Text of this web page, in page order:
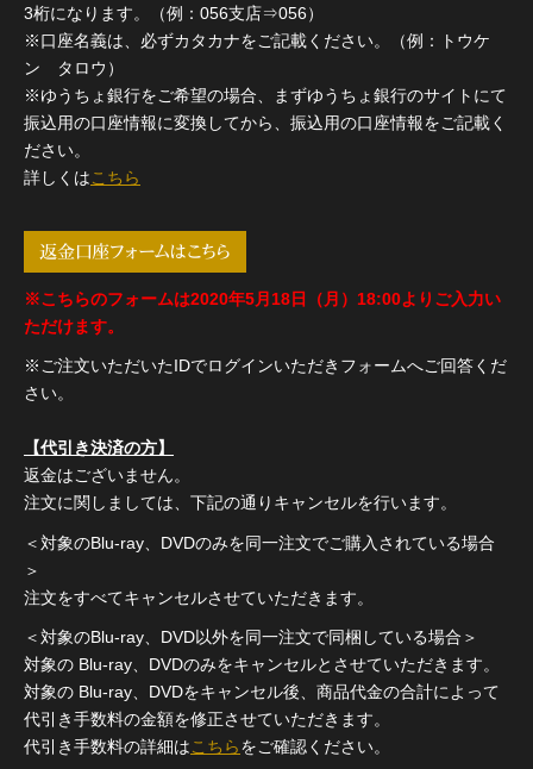
3桁になります。（例：056支店⇒056）
※口座名義は、必ずカタカナをご記載ください。（例：トウケ
ン タロウ）
※ゆうちょ銀行をご希望の場合、まずゆうちょ銀行のサイトにて
振込用の口座情報に変換してから、振込用の口座情報をご記載く
ださい。
詳しくはこちら
返金口座フォームはこちら
※こちらのフォームは2020年5月18日（月）18:00よりご入力い
ただけます。
※ご注文いただいたIDでログインいただきフォームへご回答くだ
さい。
【代引き決済の方】
返金はございません。
注文に関しましては、下記の通りキャンセルを行います。
＜対象のBlu-ray、DVDのみを同一注文でご購入されている場合
＞
注文をすべてキャンセルさせていただきます。
＜対象のBlu-ray、DVD以外を同一注文で同梱している場合＞
対象の Blu-ray、DVDのみをキャンセルとさせていただきます。
対象の Blu-ray、DVDをキャンセル後、商品代金の合計によって
代引き手数料の金額を修正させていただきます。
代引き手数料の詳細はこちらをご確認ください。